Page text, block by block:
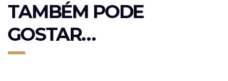
TAMBÉM PODE
GOSTAR…